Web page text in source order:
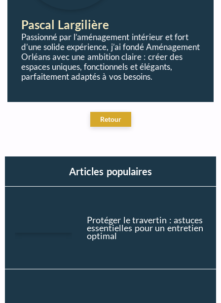
Pascal Largilière
Passionné par l’aménagement intérieur et fort
d’une solide expérience, j’ai fondé Aménagement
Orléans avec une ambition claire : créer des
espaces uniques, fonctionnels et élégants,
parfaitement adaptés à vos besoins.
Articles populaires
Protéger le travertin : astuces
essentielles pour un entretien
optimal